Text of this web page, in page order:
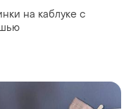
на каблуке с